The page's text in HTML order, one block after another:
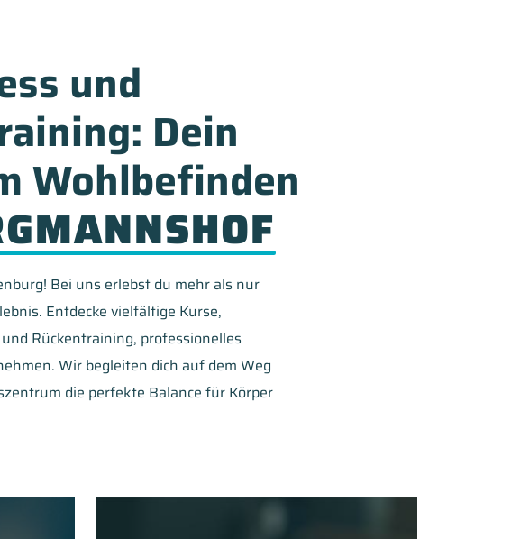
und
Dein
Wohlbefinden
Bei uns erlebst du mehr als nur
Entdecke vielfältige Kurse,
Rückentraining, professionelles
Wir begleiten dich auf dem Weg
die perfekte Balance für Körper